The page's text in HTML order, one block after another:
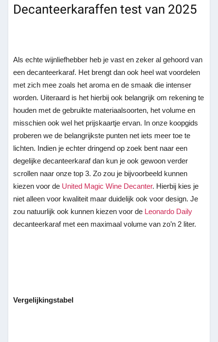
Decanteerkaraffen test van 2025
Als echte wijnliefhebber heb je vast en zeker al gehoord van
een decanteerkaraf. Het brengt dan ook heel wat voordelen
met zich mee zoals het aroma en de smaak die intenser
worden. Uiteraard is het hierbij ook belangrijk om rekening te
houden met de gebruikte materiaalsoorten, het volume en
misschien ook wel het prijskaartje ervan. In onze koopgids
proberen we de belangrijkste punten net iets meer toe te
lichten. Indien je echter dringend op zoek bent naar een
degelijke decanteerkaraf dan kun je ook gewoon verder
scrollen naar onze top 3. Zo zou je bijvoorbeeld kunnen
kiezen voor de United Magic Wine Decanter. Hierbij kies je
niet alleen voor kwaliteit maar duidelijk ook voor design. Je
zou natuurlijk ook kunnen kiezen voor de Leonardo Daily
decanteerkaraf met een maximaal volume van zo’n 2 liter.
Vergelijkingstabel